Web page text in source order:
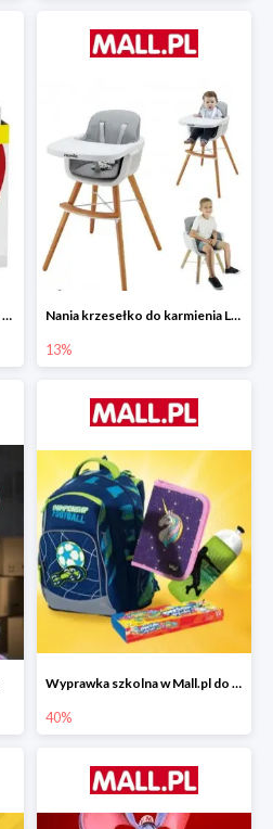
Pampers Pieluchomajtki Pants 5 (12-17 kg) 152 szt. Nania krzesełko do karmienia LUNA 2w1
13%
Wyprawka szkolna w Mall.pl do -40%
40%